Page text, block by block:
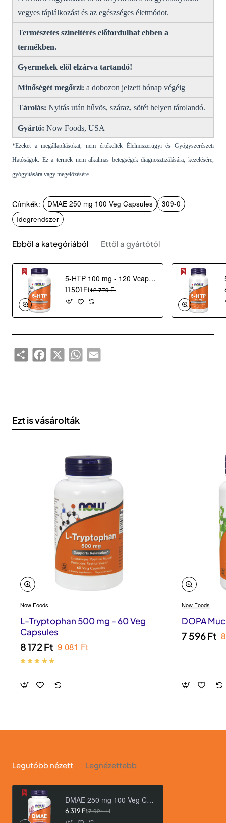
vegyes táplálkozást és az egészséges életmódot.
Természetes színeltérés előfordulhat ebben a
termékben.
Gyermekek elől elzárva tartandó!
Minőségét megőrzi: a dobozon jelzett hónap végéig
Tárolás: Nyitás után hűvös, száraz, sötét helyen tárolandó.
Gyártó: Now Foods, USA
*Ezeket a megállapításokat, nem értékelték Élelmiszerügyi és Gyógyszerészeti
Hatóságok. Ez a termék nem alkalmas betegségek diagnosztizálására, kezelésére,
gyógyítására vagy megelőzésére.
Címkék: DMAE 250 mg 100 Veg Capsules
309-0
Idegrendszer
Ebből a kategóriából Ettől a gyártótól
5-HTP 100 mg - 120 Vcaps®
11 501 Ft12 779 Ft
ShareFacebook
X WhatsAppEmail
Ezt is vásárolták
Now Foods
L-Tryptophan 500 mg - 60 Veg
Capsules
8 172 Ft 9 081 Ft
Now Foods
DOPA
7 596 Ft
Legutóbb nézett Legnézettebb
DMAE 250 mg 100 Veg Capsules
6 319 Ft7 021 Ft